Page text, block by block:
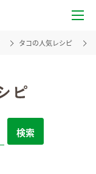
タコの人気レシピ
検索